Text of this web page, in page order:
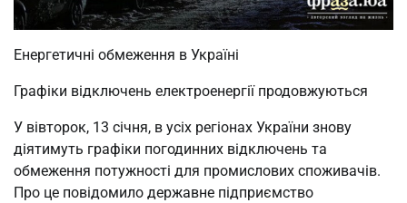
Енергетичні обмеження в Україні
Графіки відключень електроенергії продовжуються
У вівторок, 13 січня, в усіх регіонах України знову
діятимуть графіки погодинних відключень та
обмеження потужності для промислових споживачів.
Про це повідомило державне підприємство